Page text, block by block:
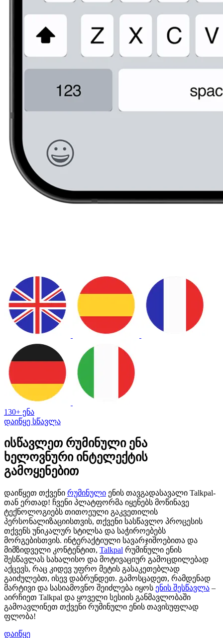
130+ ენა
დაიწყე სწავლა
ისწავლეთ რუმინული ენა
ხელოვნური ინტელექტის
გამოყენებით
დაიწყეთ თქვენი რუმინული ენის თავგადასავალი Talkpal-
თან ერთად! ჩვენი პლატფორმა იყენებს მოწინავე
ტექნოლოგიებს თითოეული გაკვეთილის
პერსონალიზაციისთვის, თქვენი სასწავლო პროცესის
თქვენს უნიკალურ სტილსა და საჭიროებებს
მორგებისთვის. ინტერაქტიული სავარჯიშოებითა და
მიმზიდველი კონტენტით, Talkpal რუმინული ენის
შესწავლას სახალისო და მოტივაციურ გამოცდილებად
აქცევს, რაც კიდევ უფრო მეტის გასაკეთებლად
გაიძულებთ, ისევ დაბრუნდეთ. გამოსცადეთ, რამდენად
მარტივი და სასიამოვნო შეიძლება იყოს ენის შესწავლა –
აირჩიეთ Talkpal და ყოველი სესიის განმავლობაში
გამოავლინეთ თქვენი რუმინული ენის თავისუფლად
ფლობა!
დაიწყე